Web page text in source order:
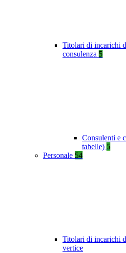
Titolari di incarichi
consulenza 5
Consulenti e
tabelle) 5
Personale 54
Titolari di incarichi
vertice